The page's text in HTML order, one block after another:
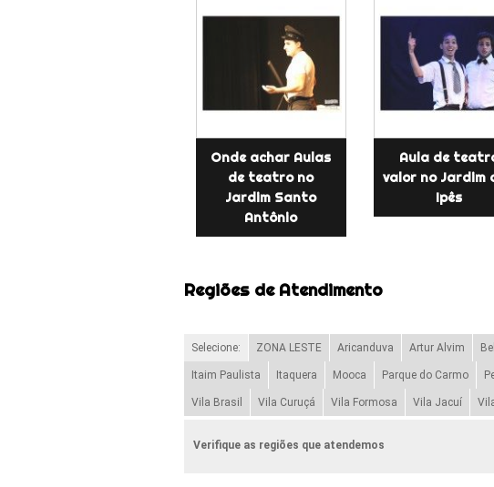
Onde achar Aulas
de teatro no
Jardim Santo
Antônio
Aula de
valor no Jardim
Ipês
Regiões de Atendimento
Selecione: ZONA LESTE Aricanduva Artur Alvim
Itaim Paulista Itaquera Mooca Parque do Carmo
Vila Brasil Vila Curuçá Vila Formosa Vila Jacuí
Verifique as regiões que atendemos